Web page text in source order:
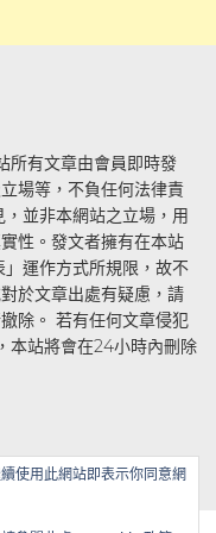
所有文章由會員即時發
場等，不負任何法律責
並非本網站之立場，用
性。發文者擁有在本站
運作方式所規限，故不
於文章出處有疑慮，請
除。 若有任何文章侵犯
本站將會在24小時內刪除
使用此網站即表示你同意網